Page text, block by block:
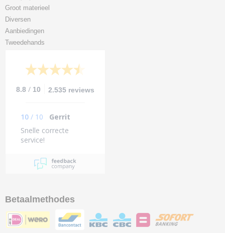
Groot materieel
Diversen
Aanbiedingen
Tweedehands
8.8 / 10 2.535 reviews
10 / 10
Gerrit
Snelle correcte
service!
Betaalmethodes